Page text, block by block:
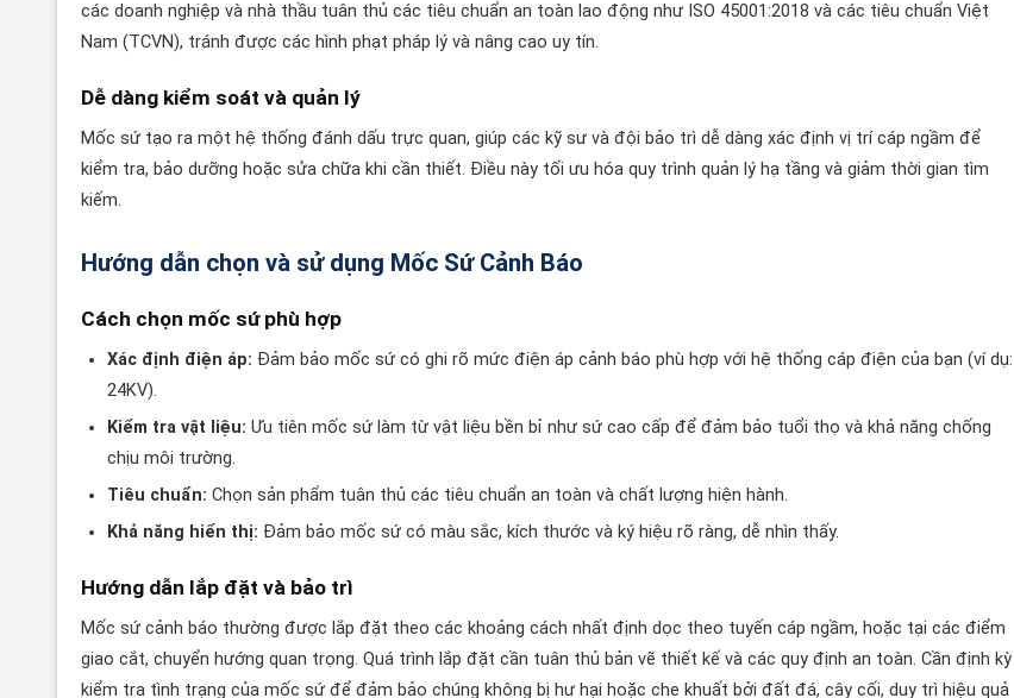
các doanh nghiệp và nhà thầu tuân thủ các tiêu chuẩn an toàn lao động như ISO 45001:2018 và các tiêu chuẩn Việt
Nam (TCVN), tránh được các hình phạt pháp lý và nâng cao uy tín.
Dễ dàng kiểm soát và quản lý
Mốc sứ tạo ra một hệ thống đánh dấu trực quan, giúp các kỹ sư và đội bảo trì dễ dàng xác định vị trí cáp ngầm để
kiểm tra, bảo dưỡng hoặc sửa chữa khi cần thiết. Điều này tối ưu hóa quy trình quản lý hạ tầng và giảm thời gian tìm
kiếm.
Hướng dẫn chọn và sử dụng Mốc Sứ Cảnh Báo
Cách chọn mốc sứ phù hợp
Xác định điện áp: Đảm bảo mốc sứ có ghi rõ mức điện áp cảnh báo phù hợp với hệ thống cáp điện của bạn (ví dụ:
24KV).
Kiểm tra vật liệu: Ưu tiên mốc sứ làm từ vật liệu bền bỉ như sứ cao cấp để đảm bảo tuổi thọ và khả năng chống
chịu môi trường.
Tiêu chuẩn: Chọn sản phẩm tuân thủ các tiêu chuẩn an toàn và chất lượng hiện hành.
Khả năng hiển thị: Đảm bảo mốc sứ có màu sắc, kích thước và ký hiệu rõ ràng, dễ nhìn thấy.
Hướng dẫn lắp đặt và bảo trì
Mốc sứ cảnh báo thường được lắp đặt theo các khoảng cách nhất định dọc theo tuyến cáp ngầm, hoặc tại các điểm
giao cắt, chuyển hướng quan trọng. Quá trình lắp đặt cần tuân thủ bản vẽ thiết kế và các quy định an toàn. Cần định kỳ
kiểm tra tình trạng của mốc sứ để đảm bảo chúng không bị hư hại hoặc che khuất bởi đất đá, cây cối, duy trì hiệu quả